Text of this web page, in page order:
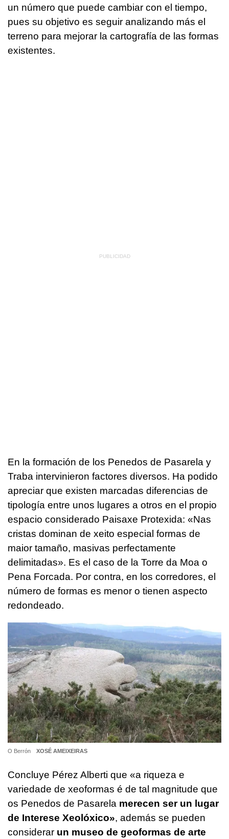
un número que puede cambiar con el tiempo,
pues su objetivo es seguir analizando más el
terreno para mejorar la cartografía de las formas
existentes.
En la formación de los Penedos de Pasarela y
Traba intervinieron factores diversos. Ha podido
apreciar que existen marcadas diferencias de
tipología entre unos lugares a otros en el propio
espacio considerado Paisaxe Protexida: «Nas
cristas dominan de xeito especial formas de
maior tamaño, masivas perfectamente
delimitadas». Es el caso de la Torre da Moa o
Pena Forcada. Por contra, en los corredores, el
número de formas es menor o tienen aspecto
redondeado.
O Berrón XOSÉ AMEIXEIRAS
Concluye Pérez Alberti que «a riqueza e
variedade de xeoformas é de tal magnitude que
os Penedos de Pasarela merecen ser un lugar
de Interese Xeolóxico», además se pueden
considerar un museo de geoformas de arte